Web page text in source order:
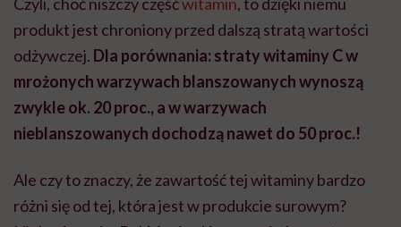
produkt jest chroniony przed dalszą stratą wartości
odżywczej. Dla porównania: straty witaminy C w
mrożonych warzywach blanszowanych wynoszą
zwykle ok. 20 proc., a w warzywach
nieblanszowanych dochodzą nawet do 50 proc.!
Ale czy to znaczy, że zawartość tej witaminy bardzo
różni się od tej, która jest w produkcie surowym?